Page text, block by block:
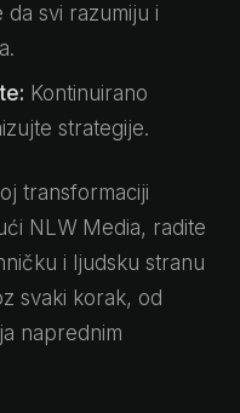
da svi razumiju i
Kontinuirano
strategije.
transformaciji
NLW Media, radite
i ljudsku stranu
svaki korak, od
naprednim